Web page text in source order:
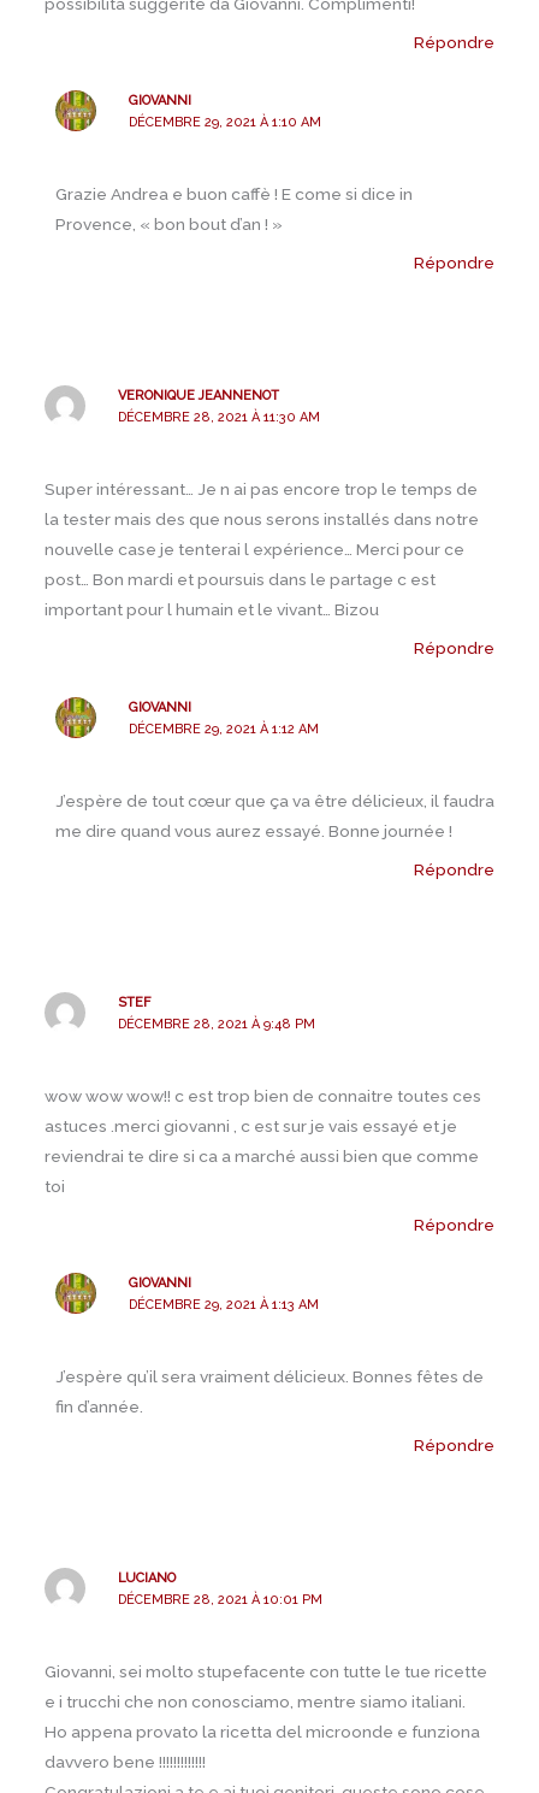
Répondre
GIOVANNI
DÉCEMBRE 29, 2021 À 1:10 AM
Grazie Andrea e buon caffè ! E come si dice in
Provence, « bon bout d’an ! »
Répondre
VERONIQUE JEANNENOT
DÉCEMBRE 28, 2021 À 11:30 AM
Super intéressant… Je n ai pas encore trop le temps de
la tester mais des que nous serons installés dans notre
nouvelle case je tenterai l expérience… Merci pour ce
post… Bon mardi et poursuis dans le partage c est
important pour l humain et le vivant… Bizou
Répondre
GIOVANNI
DÉCEMBRE 29, 2021 À 1:12 AM
J’espère de tout cœur que ça va être délicieux, il faudra
me dire quand vous aurez essayé. Bonne journée !
Répondre
STEF
DÉCEMBRE 28, 2021 À 9:48 PM
wow wow wow!! c est trop bien de connaitre toutes ces
astuces .merci giovanni , c est sur je vais essayé et je
reviendrai te dire si ca a marché aussi bien que comme
toi
Répondre
GIOVANNI
DÉCEMBRE 29, 2021 À 1:13 AM
J’espère qu’il sera vraiment délicieux. Bonnes fêtes de
fin d’année.
Répondre
LUCIANO
DÉCEMBRE 28, 2021 À 10:01 PM
Giovanni, sei molto stupefacente con tutte le tue ricette
e i trucchi che non conosciamo, mentre siamo italiani.
Ho appena provato la ricetta del microonde e funziona
davvero bene !!!!!!!!!!!!!